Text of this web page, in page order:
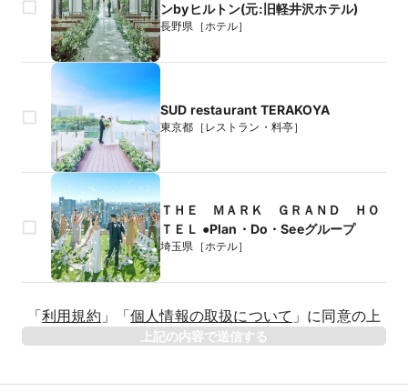
ンbyヒルトン(元:旧軽井沢ホテル)
長野県［ホテル］
SUD restaurant TERAKOYA
東京都［レストラン・料亭］
ＴＨＥ ＭＡＲＫ ＧＲＡＮＤ ＨＯ
ＴＥＬ ●Plan・Do・Seeグループ
埼玉県［ホテル］
年
「利用規約 」 「個人情報の取扱について 」 に同意の上
上記の内容で送信する